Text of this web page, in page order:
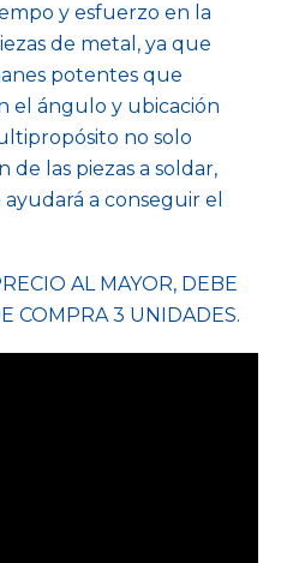
y esfuerzo en la
de metal, ya que
potentes que
el ángulo y ubicación
no solo
de las piezas a soldar,
a conseguir el
AL MAYOR, DEBE
COMPRA 3 UNIDADES.